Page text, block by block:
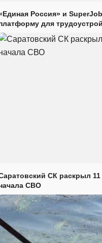
Россия» и
для
СК раскрыл
СВО